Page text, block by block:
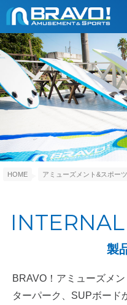
HOME アミューズメント&スポー
製
BRAVO！アミューズメ
ターパーク、SUPボード